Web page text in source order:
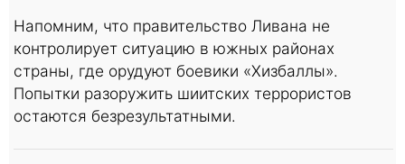
Напомним, что правительство Ливана не
контролирует ситуацию в южных районах
страны, где орудуют боевики «Хизбаллы».
Попытки разоружить шиитских террористов
остаются безрезультатными.